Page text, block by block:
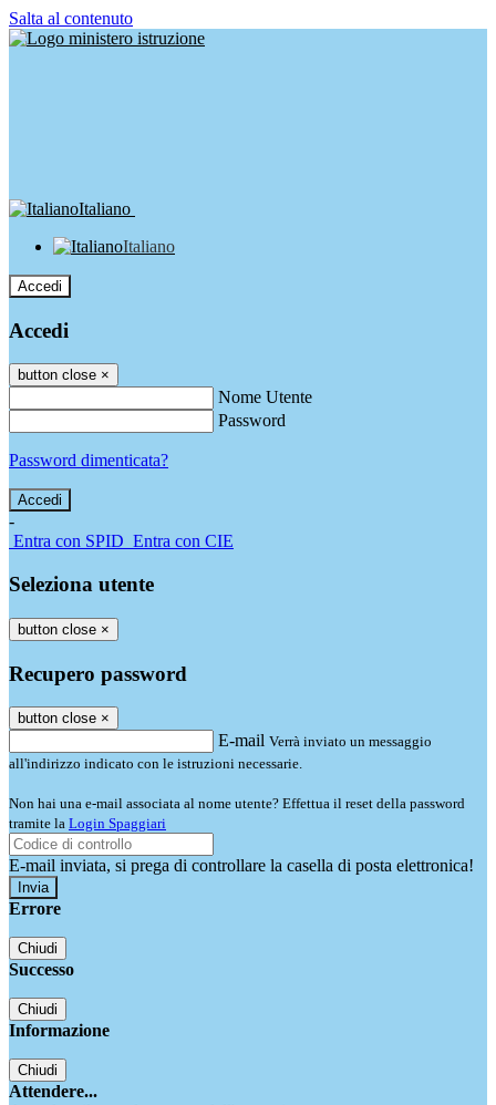
Salta al contenuto
Italiano
Italiano
Accedi
Accedi
button close ×
Nome Utente
Password
Password dimenticata?
-
Entra con SPID Entra con CIE
Seleziona utente
button close ×
Recupero password
button close ×
E-mail Verrà inviato un messaggio
all'indirizzo indicato con le istruzioni necessarie.
Non hai una e-mail associata al nome utente? Effettua il reset della password
tramite la Login Spaggiari
E-mail inviata, si prega di controllare la casella di posta elettronica!
Errore
Chiudi
Successo
Chiudi
Informazione
Chiudi
Attendere...